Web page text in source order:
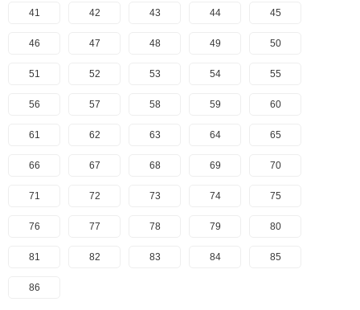
41 42 43 44 45
46 47 48 49 50
51 52 53 54 55
56 57 58 59 60
61 62 63 64 65
66 67 68 69 70
71 72 73 74 75
76 77 78 79 80
81 82 83 84 85
86